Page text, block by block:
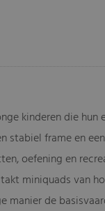
kinderen die
frame en
oefening en
miniquads van
de